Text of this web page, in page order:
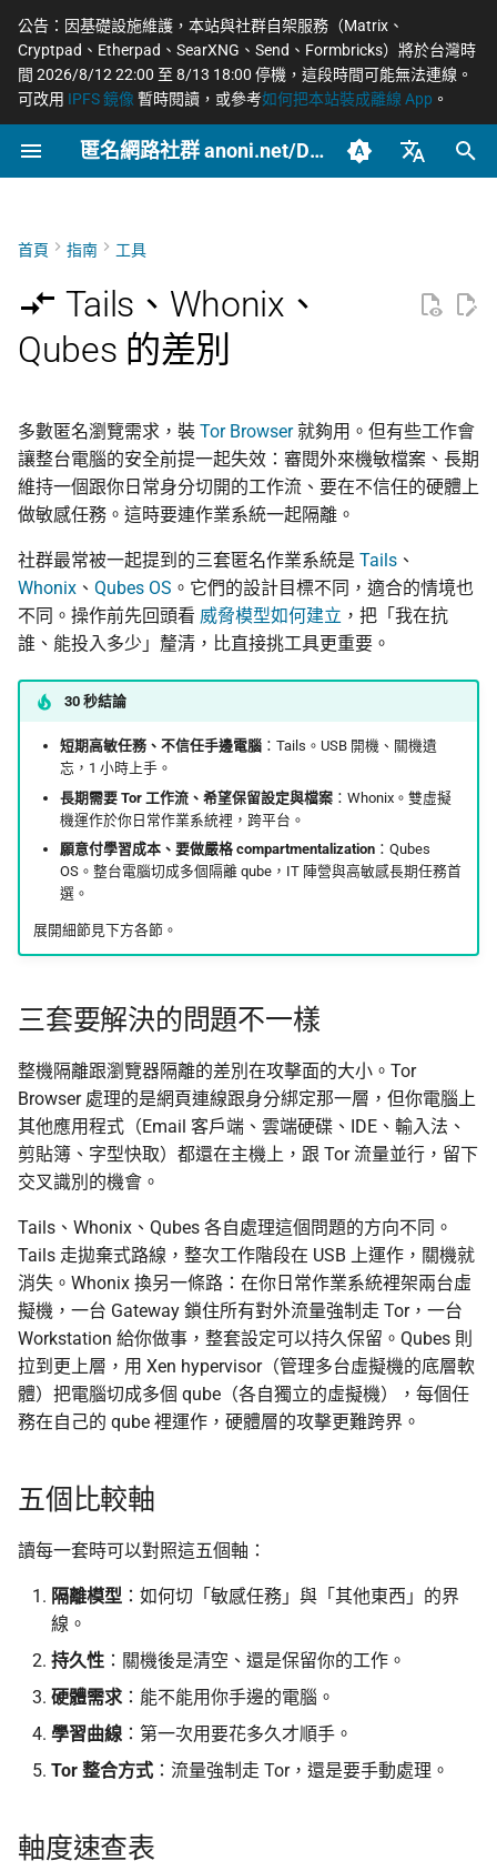
公告：因基礎設施維護，本站與社群自架服務（Matrix、
Cryptpad、Etherpad、SearXNG、Send、Formbricks）將於台灣時
間 2026/8/12 22:00 至 8/13 18:00 停機，這段時間可能無法連線。
可改用 IPFS 鏡像 暫時閱讀，或參考如何把本站裝成離線 App 。
匿名網路社群 anoni.net/Docs
正
初
尋
引
網路自由為什麼重要
威脅模型如何建立
Metadata 是什麼，為什麼
重要
社群平台怎麼收集你的資
料
監控現在做得到什麼
怎麼維持多個網路身分
為什麼匿名支付重要
三套要解決的問題不一樣
軸度速查表
Tails
Whonix
Qubes OS
對應角色做選擇
常見問題
接下來
一同瞭解
下一步可參與的專案
一般人平常該做到什麼
社運行動者的數位準備
LGBTQ+ 與性少數的匿名
社交
選舉觀察員的自保
倡議組織的匿名捐款管道
在中國大陸的公開平台傳
播資訊
出差與研討會的數位準備
出國前數位安全：用 AI 自
助產生目的地概況
端對端加密如何運作
去中心化網站發布
零知識身分驗證與支付
常被誤認為匿名的網路
網路政變 - InterSecLab 摘要
Geedge 的運營與客戶
封鎖網路隱私與規避工
反擊作為服務的數位威
主義
摘要與主要發現
附錄（凌華科技與經濟
完整聲明）
編輯觀察：台灣的後續
應
OONI 網站檢測清單
Tor Relays 觀測點
台灣個資法 2025 修法
揭弊者保護法的技術觀察
軟體更新日誌 Tor 更新日誌
OONI 更新日誌
2026
文章類型
OONI
Tor
技術
文章
活動
社群
觀察
隱私
開始參與 如何參與與認領主題
BECOME_ANONI
治理章程
社群自架服務
為什麼我們用「正體中
如何搭建 Tor
橋接
校園 Tor Relay 提案範本
校園 Tor Relay 架設
校園 Tor Relay：給校
onionoo MCP：Tor 中
點查詢服務
ASN 觀測資料擷取與分
OONI 測量資料結構導覽
幫忙 pin 文件站的 IPFS
像
推動主題
2026 年度路線圖
COSCUP 2026 公開徵稿
匿名網路工作坊 2025/08
籌備頁面
籌備：匿名網路工作坊
2025/08
持續關注
首頁 指南 工具
Tails、Whonix、
Qubes 的差別
多數匿名瀏覽需求，裝 Tor Browser就夠用。但有些工作會
讓整台電腦的安全前提一起失效：審閱外來機敏檔案、長期
維持一個跟你日常身分切開的工作流、要在不信任的硬體上
做敏感任務。這時要連作業系統一起隔離。
社群最常被一起提到的三套匿名作業系統是 Tails 、
Whonix 、 Qubes OS 。它們的設計目標不同，適合的情境也
不同。操作前先回頭看 威脅模型如何建立 ，把「我在抗
誰、能投入多少」釐清，比直接挑工具更重要。
30 秒結論
短期高敏任務、不信任手邊電腦：Tails。USB 開機、關機遺
忘，1 小時上手。
長期需要 Tor 工作流、希望保留設定與檔案：Whonix。雙虛擬
機運作於你日常作業系統裡，跨平台。
願意付學習成本、要做嚴格 compartmentalization：Qubes
OS。整台電腦切成多個隔離 qube，IT 陣營與高敏感長期任務首
選。
展開細節見下方各節。
三套要解決的問題不一樣
整機隔離跟瀏覽器隔離的差別在攻擊面的大小。Tor
Browser 處理的是網頁連線跟身分綁定那一層，但你電腦上
其他應用程式（Email 客戶端、雲端硬碟、IDE、輸入法、
剪貼簿、字型快取）都還在主機上，跟 Tor 流量並行，留下
交叉識別的機會。
Tails、Whonix、Qubes 各自處理這個問題的方向不同。
Tails 走拋棄式路線，整次工作階段在 USB 上運作，關機就
消失。Whonix 換另一條路：在你日常作業系統裡架兩台虛
擬機，一台 Gateway 鎖住所有對外流量強制走 Tor，一台
Workstation 給你做事，整套設定可以持久保留。Qubes 則
拉到更上層，用 Xen hypervisor（管理多台虛擬機的底層軟
體）把電腦切成多個 qube（各自獨立的虛擬機），每個任
務在自己的 qube 裡運作，硬體層的攻擊更難跨界。
五個比較軸
讀每一套時可以對照這五個軸：
隔離模型 ：如何切「敏感任務」與「其他東西」的界
線。
持久性 ：關機後是清空、還是保留你的工作。
硬體需求 ：能不能用你手邊的電腦。
學習曲線 ：第一次用要花多久才順手。
Tor 整合方式 ：流量強制走 Tor，還是要手動處理。
軸度速查表